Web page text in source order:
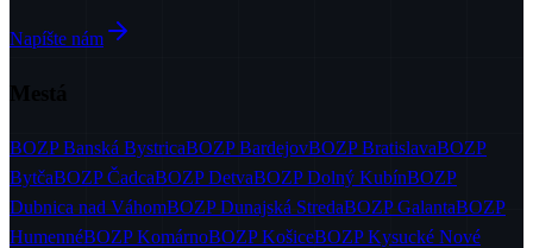
Napíšte nám
BOZPBanská BystricaBOZPBardejovBOZPBratislavaBOZP
BytčaBOZPČadcaBOZPDetvaBOZPDolný KubínBOZP
Dubnica nad VáhomBOZPDunajská StredaBOZPGalantaBOZP
HumennéBOZPKomárnoBOZPKošiceBOZPKysucké Nové